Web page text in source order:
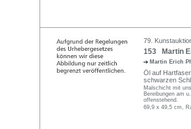
79.
153 Martin
Martin Erich
Öl auf
schwarzen
Malschicht mit
Bereibungen am
offenstehend.
69,9 x 49,5 cm,